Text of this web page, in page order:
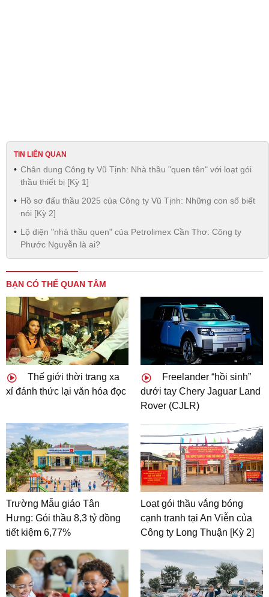
TIN LIÊN QUAN
Chân dung Công ty Vũ Tịnh: Nhà thầu "quen tên" với loạt gói
thầu thiết bị [Kỳ 1]
Hồ sơ đấu thầu 2025 của Công ty Vũ Tịnh: Những con số biết
nói [Kỳ 2]
Lộ diện "nhà thầu quen" của Petrolimex Cần Thơ: Công ty
Phước Nguyễn là ai?
BẠN CÓ THỂ QUAN TÂM
Thế giới thời trang xa
xỉ đánh thức lại văn hóa đọc
Freelander “hồi sinh”
dưới tay Chery Jaguar Land
Rover (CJLR)
Trường Mẫu giáo Tân
Hưng: Gói thầu 8,3 tỷ đồng
tiết kiệm 6,77%
Loạt gói thầu vắng bóng
cạnh tranh tại An Viễn của
Công ty Long Thuận [Kỳ 2]